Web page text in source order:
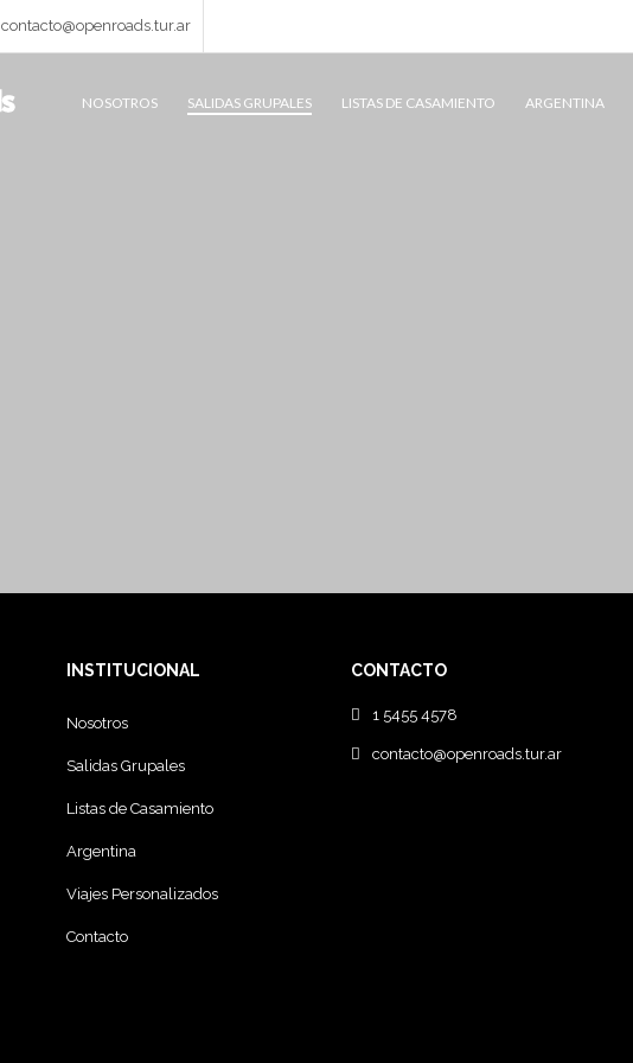
contacto@openroads.tur.ar
NOSOTROS SALIDAS GRUPALES LISTAS DE CASAMIENTO ARGENTINA
INSTITUCIONAL
Nosotros
Salidas Grupales
Listas de Casamiento
Argentina
Viajes Personalizados
Contacto
CONTACTO
1 5455 4578
contacto@openroads.tur.ar